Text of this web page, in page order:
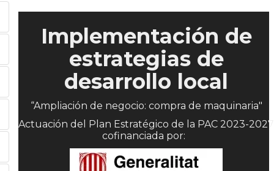
Implementación de
estrategias de
desarrollo local
“Ampliación de negocio: compra de maquinaria"
Actuación del Plan Estratégico de la PAC 2023-2027
cofinanciada por: